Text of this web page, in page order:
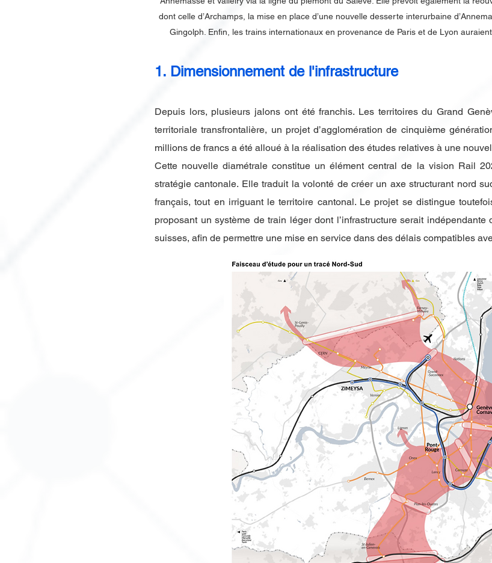
dont celle d’Archamps, la mise en place d’une nouvelle desserte interurbaine
Gingolph. Enfin, les trains internationaux en provenance de Paris et de Lyon
1. Dimensionnement de l'infrastructure
Depuis lors, plusieurs jalons ont été franchis. Les territoires du Grand
territoriale transfrontalière, un projet d’agglomération de cinquième
millions de francs a été alloué à la réalisation des études relatives à une
Cette nouvelle diamétrale constitue un élément central de la vision Rail
stratégie cantonale. Elle traduit la volonté de créer un axe structurant nord
français, tout en irriguant le territoire cantonal. Le projet se distingue
proposant un système de train léger dont l’infrastructure serait
suisses, afin de permettre une mise en service dans des délais compatibles